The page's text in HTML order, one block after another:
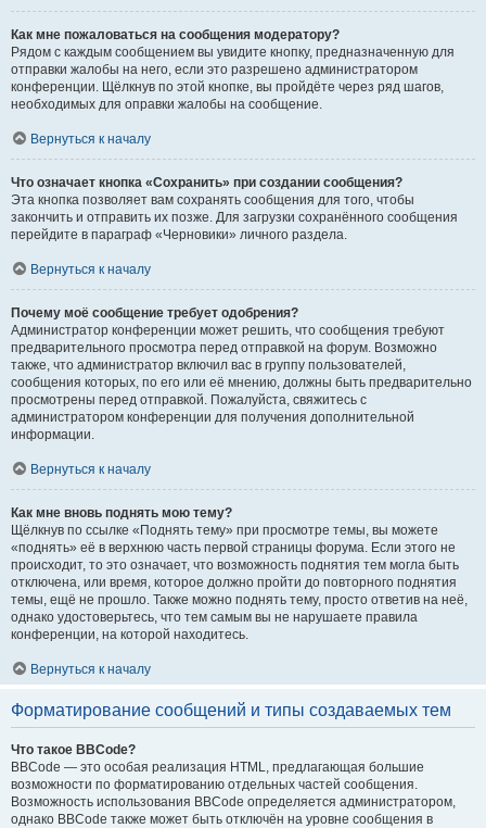
Как мне пожаловаться на сообщения модератору?
Рядом с каждым сообщением вы увидите кнопку, предназначенную для
отправки жалобы на него, если это разрешено администратором
конференции. Щёлкнув по этой кнопке, вы пройдёте через ряд шагов,
необходимых для оправки жалобы на сообщение.
Вернуться к началу
Что означает кнопка «Сохранить» при создании сообщения?
Эта кнопка позволяет вам сохранять сообщения для того, чтобы
закончить и отправить их позже. Для загрузки сохранённого сообщения
перейдите в параграф «Черновики» личного раздела.
Вернуться к началу
Почему моё сообщение требует одобрения?
Администратор конференции может решить, что сообщения требуют
предварительного просмотра перед отправкой на форум. Возможно
также, что администратор включил вас в группу пользователей,
сообщения которых, по его или её мнению, должны быть предварительно
просмотрены перед отправкой. Пожалуйста, свяжитесь с
администратором конференции для получения дополнительной
информации.
Вернуться к началу
Как мне вновь поднять мою тему?
Щёлкнув по ссылке «Поднять тему» при просмотре темы, вы можете
«поднять» её в верхнюю часть первой страницы форума. Если этого не
происходит, то это означает, что возможность поднятия тем могла быть
отключена, или время, которое должно пройти до повторного поднятия
темы, ещё не прошло. Также можно поднять тему, просто ответив на неё,
однако удостоверьтесь, что тем самым вы не нарушаете правила
конференции, на которой находитесь.
Вернуться к началу
Форматирование сообщений и типы создаваемых тем
Что такое BBCode?
BBCode — это особая реализация HTML, предлагающая большие
возможности по форматированию отдельных частей сообщения.
Возможность использования BBCode определяется администратором,
однако BBCode также может быть отключён на уровне сообщения в